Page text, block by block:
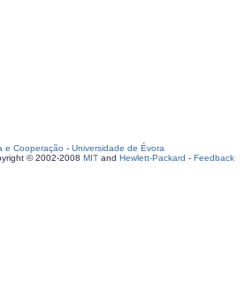
e Cooperação - Universidade de Évora
© 2002-2008 MIT and Hewlett-Packard - Feedback